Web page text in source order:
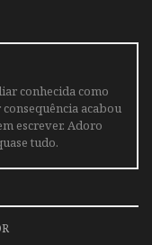
conhecida como
acabou
escrever. Adoro
tudo.